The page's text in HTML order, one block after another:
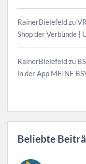
RainerBielefeldzu
Shop der Verbünde |
RainerBielefeldzu
in der App MEINE
Beliebte